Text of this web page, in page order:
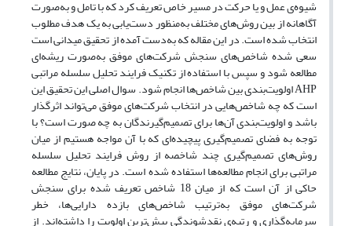
شیوه‌ی عمل و یا حرکت در مسیر خاص تعریف کرد که با تامل و به‌صورت
آگاهانه از بین روش‌های مختلف به‌منظور دست‌یابی به یک هدف مطلوب
انتخاب شده است. در این مقاله که به‌دست آمده از تحقیق میدانی است
سعی شده شاخص‌های سنجش شرکت‌های موفق به‌صورت ریشه‌ای
مطالعه شود و سپس با استفاده از تکنیک فرایند تحلیل سلسله مراتبی
AHP اولویت‌بندی بین شاخص‌ها انجام شود. سوال اصلی این تحقیق این
است که چه شاخص‌هایی در انتخاب شرکت‌های موفق می‌تواند اثرگذار
باشد و اولویت‌بندی آن‌ها برای تصمیم‌گیرندگان به چه صورت است؟ با
توجه به فضای تصمیم‌گیری پیچیده‌ای که با آن مواجه هستیم از میان
روش‌های تصمیم‌گیری چند شاخصه از روش فرایند تحلیل سلسله
مراتبی برای انجام مطالعه‌ها استفاده شده است. در پایان، نتایج مطالعه
حاکی از آن است که از میان 18 شاخص تعریف شده برای سنجش
شرکت‌های موفق به‌ترتیب شاخص‌های بازده دارایی‌ها، خطر
سرمایه‌گذاری و رتبه‌ی نقدشوندگی بیش‌ترین اولویت را داشته‌اند. از